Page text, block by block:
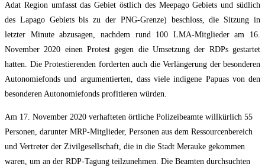
Adat Region umfasst das Gebiet östlich des Meepago Gebiets und südlich
des Lapago Gebiets bis zu der PNG-Grenze) beschloss, die Sitzung in
letzter Minute abzusagen, nachdem rund 100 LMA-Mitglieder am 16.
November 2020 einen Protest gegen die Umsetzung der RDPs gestartet
hatten. Die Protestierenden forderten auch die Verlängerung der besonderen
Autonomiefonds und argumentierten, dass viele indigene Papuas von den
besonderen Autonomiefonds profitieren würden.
Am 17. November 2020 verhafteten örtliche Polizeibeamte willkürlich 55
Personen, darunter MRP-Mitglieder, Personen aus dem Ressourcenbereich
und Vertreter der Zivilgesellschaft, die in die Stadt Merauke gekommen
waren, um an der RDP-Tagung teilzunehmen. Die Beamten durchsuchten